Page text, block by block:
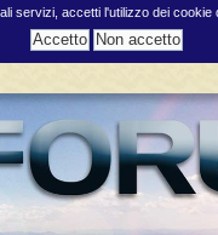
servizi, accetti l'utilizzo dei cookie